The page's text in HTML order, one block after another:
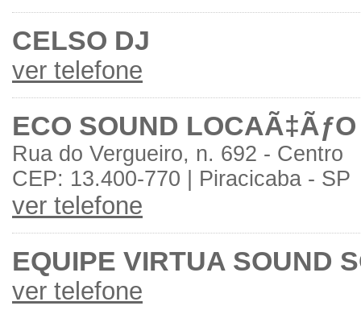
CELSO DJ
ver telefone
ECO SOUND
Rua do Vergueiro, n. 692 - Centro
CEP: 13.400-770 | Piracicaba - SP
ver telefone
EQUIPE VIRTUA SOUND
ver telefone